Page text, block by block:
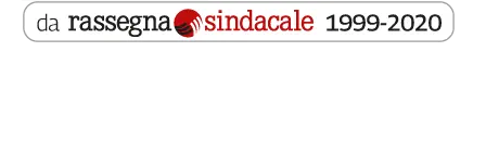
Rubriche
Collettiva